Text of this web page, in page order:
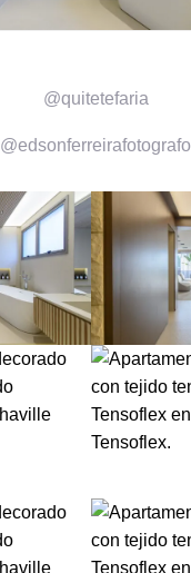
@quitetefaria
@edsonferreirafotografo